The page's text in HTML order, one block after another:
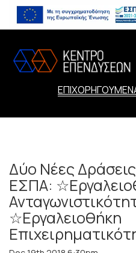
Δύο Νέες
ΕΣΠΑ:
☆Εργαλειοθήκη